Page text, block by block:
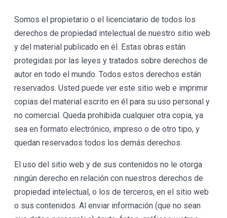
Somos el propietario o el licenciatario de todos los
derechos de propiedad intelectual de nuestro sitio web
y del material publicado en él. Estas obras están
protegidas por las leyes y tratados sobre derechos de
autor en todo el mundo. Todos estos derechos están
reservados. Usted puede ver este sitio web e imprimir
copias del material escrito en él para su uso personal y
no comercial. Queda prohibida cualquier otra copia, ya
sea en formato electrónico, impreso o de otro tipo, y
quedan reservados todos los demás derechos.
El uso del sitio web y de sus contenidos no le otorga
ningún derecho en relación con nuestros derechos de
propiedad intelectual, o los de terceros, en el sitio web
o sus contenidos. Al enviar información (que no sean